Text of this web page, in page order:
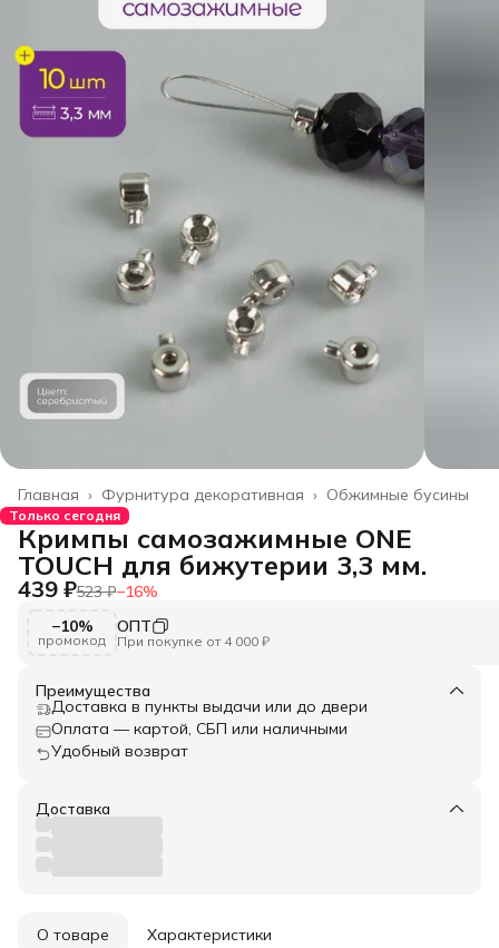
Обжимные бусины
Фурнитура декоративная ›
Главная ›
Только сегодня
Кримпы самозажимные ONE
TOUCH для бижутерии 3,3 мм.
439 ₽523 ₽−16%
−10%
промокод
ОПТ
При покупке от 4 000 ₽
Преимущества
Доставка в пункты выдачи или до двери
Оплата — картой, СБП или наличными
Удобный возврат
Доставка
О товаре Характеристики